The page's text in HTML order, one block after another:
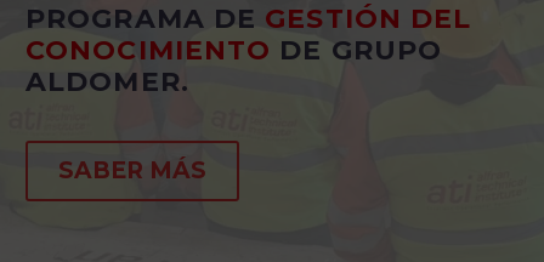
PROGRAMA DE GESTIÓN DEL
CONOCIMIENTO DE GRUPO
ALDOMER.
SABER MÁS